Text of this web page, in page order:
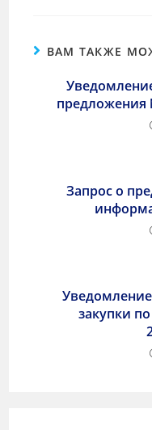
ВАМ ТАКЖЕ
предложения
Запрос о
закупки